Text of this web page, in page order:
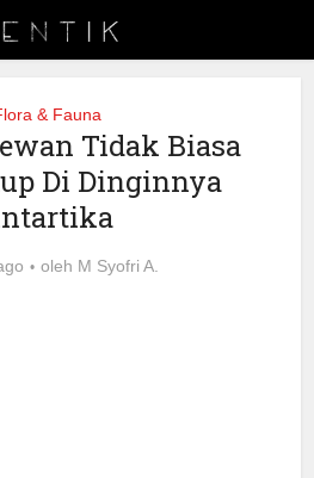
& Fauna
Tidak Biasa
Di Dinginnya
oleh M Syofri A.